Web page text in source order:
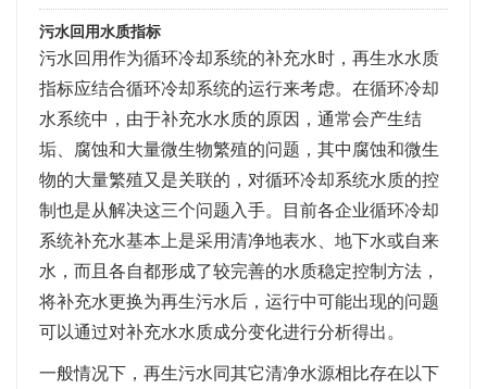
污水回用水质指标
污水回用作为循环冷却系统的补充水时，再生水水质
指标应结合循环冷却系统的运行来考虑。在循环冷却
水系统中，由于补充水水质的原因，通常会产生结
垢、腐蚀和大量微生物繁殖的问题，其中腐蚀和微生
物的大量繁殖又是关联的，对循环冷却系统水质的控
制也是从解决这三个问题入手。目前各企业循环冷却
系统补充水基本上是采用清净地表水、地下水或自来
水，而且各自都形成了较完善的水质稳定控制方法，
将补充水更换为再生污水后，运行中可能出现的问题
可以通过对补充水水质成分变化进行分析得出。
一般情况下，再生污水同其它清净水源相比存在以下